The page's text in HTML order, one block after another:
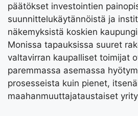
päätökset investointien
suunnittelukäytännöistä ja
näkemyksistä koskien
Monissa tapauksissa suuret
valtavirran kaupalliset toimijat
paremmassa asemassa
prosesseista kuin pienet,
maahanmuuttajataustaiset